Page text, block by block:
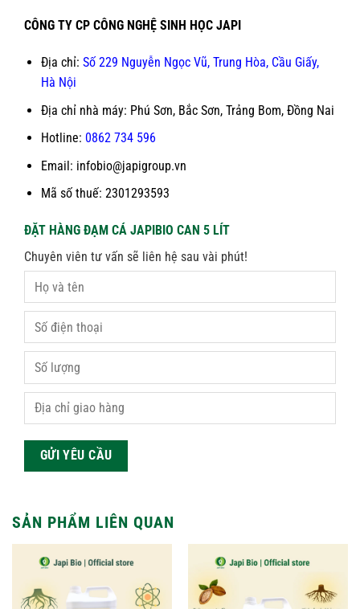
CÔNG TY CP CÔNG NGHỆ SINH HỌC JAPI
Địa chỉ: Số 229 Nguyễn Ngọc Vũ, Trung Hòa, Cầu Giấy,
Hà Nội
Địa chỉ nhà máy: Phú Sơn, Bắc Sơn, Trảng Bom, Đồng Nai
Hotline: 0862 734 596
Email: infobio@japigroup.vn
Mã số thuế: 2301293593
ĐẶT HÀNG ĐẠM CÁ JAPIBIO CAN 5 LÍT
Chuyên viên tư vấn sẽ liên hệ sau vài phút!
SẢN PHẨM LIÊN QUAN